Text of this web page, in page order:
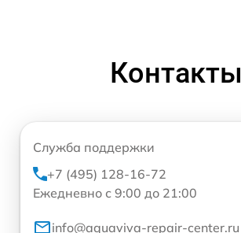
Контакты
Служба поддержки
+7 (495) 128-16-72
Ежедневно с 9:00 до 21:00
info@aquaviva-repair-center.ru